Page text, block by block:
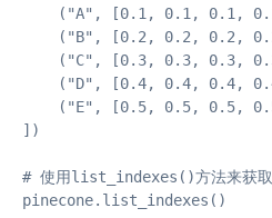
("A", [0.1, 0.1, 0.1,
("B", [0.2, 0.2, 0.2,
("C", [0.3, 0.3, 0.3,
("D", [0.4, 0.4, 0.4,
("E", [0.5, 0.5, 0.5,
])
# 使用list_indexes()方法来获取
pinecone.list_indexes()